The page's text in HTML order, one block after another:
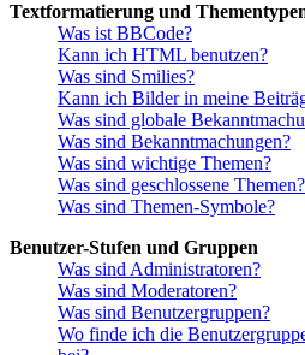
Textformatierung und
Was ist BBCode?
Kann ich HTML benutzen?
Was sind Smilies?
Kann ich Bilder in meine
Was sind globale
Was sind Bekanntmachungen?
Was sind wichtige Themen?
Was sind geschlossene Themen?
Was sind Themen-Symbole?
Benutzer-Stufen und Gruppen
Was sind Administratoren?
Was sind Moderatoren?
Was sind Benutzergruppen?
Wo finde ich die